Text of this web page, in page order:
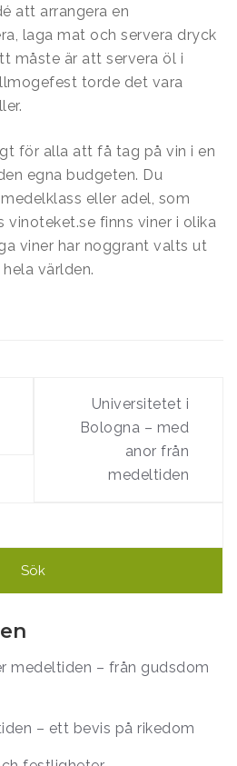
att arrangera en
laga mat och servera dryck
måste är att servera öl i
torde det vara
för alla att få tag på vin i en
egna budgeten. Du
eller adel, som
vinoteket.se finns viner i olika
viner har noggrant valts ut
världen.
Universitetet i
Bologna – med
anor från
medeltiden
medeltiden – från gudsdom
– ett bevis på rikedom